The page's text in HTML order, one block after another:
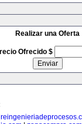
Realizar una Oferta
Ofrecido $